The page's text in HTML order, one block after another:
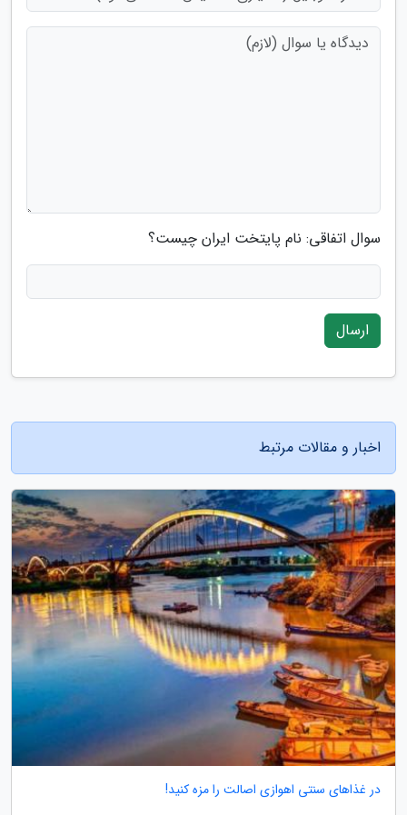
سوال اتفاقی: نام پایتخت ایران چیست؟
ارسال
اخبار و مقالات مرتبط
در غذاهای سنتی اهوازی اصالت را مزه کنید!